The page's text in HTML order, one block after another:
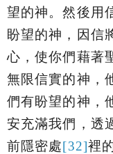
望的神。然後用
盼望的神，因信
心，使你們藉著
無限信實的神，
們有盼望的神，
安充滿我們，透
前隱密處[32]裡